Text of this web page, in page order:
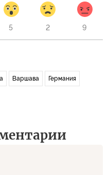
5 2 9
Варшава Германия